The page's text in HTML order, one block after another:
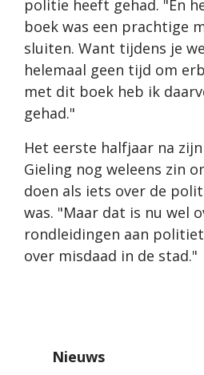
politie heeft gehad. "En
boek was een prachtige
sluiten. Want tijdens je
helemaal geen tijd om
met dit boek heb ik
gehad."
Het eerste halfjaar na
Gieling nog weleens zin
doen als iets over de
was. "Maar dat is nu wel
rondleidingen aan
over misdaad in de stad."
Nieuws